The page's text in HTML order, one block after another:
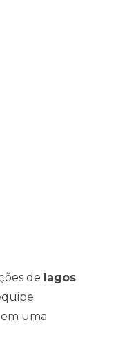
de lagos
uma